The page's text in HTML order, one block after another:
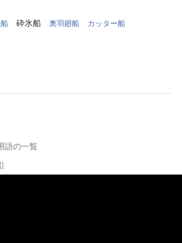
砕氷船 奥羽廻船 カッター船
語の一覧